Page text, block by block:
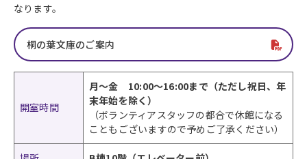
なります。
桐の葉文庫のご案内
開室時間
月～金 10:00～16:00まで（ただし祝日、年
末年始を除く）
（ボランティアスタッフの都合で休館になる
こともございますので予めご了承ください）